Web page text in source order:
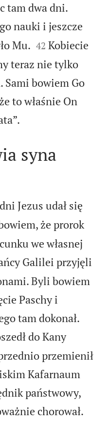
tam dwa dni.
nauki i jeszcze
Mu. 

42 Kobiecie
teraz nie tylko
Sami bowiem Go
to właśnie On
syna
Jezus udał się
że prorok
we własnej
Galilei przyjęli
Byli bowiem
Paschy i
tam dokonał.
do Kany
przemienił
Kafarnaum
państwowy,
chorował.